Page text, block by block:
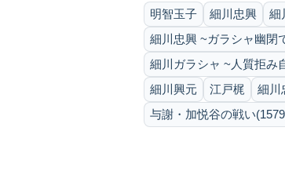
明智玉子 細川忠興 細
細川忠興 ~ガラシャ幽閉
細川ガラシャ ~人質拒み
細川興元
江戸梶 細川
与謝・加悦谷の戦い